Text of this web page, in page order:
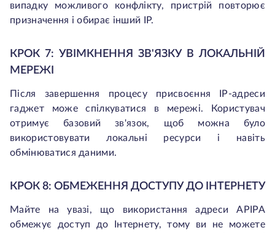
випадку можливого конфлікту, пристрій повторює
призначення і обирає інший IP.
КРОК 7: УВІМКНЕННЯ ЗВ'ЯЗКУ В ЛОКАЛЬНІЙ
МЕРЕЖІ
Після завершення процесу присвоєння IP-адреси
гаджет може спілкуватися в мережі. Користувач
отримує базовий зв'язок, щоб можна було
використовувати локальні ресурси і навіть
обмінюватися даними.
КРОК 8: ОБМЕЖЕННЯ ДОСТУПУ ДО ІНТЕРНЕТУ
Майте на увазі, що використання адреси APIPA
обмежує доступ до Інтернету, тому ви не можете